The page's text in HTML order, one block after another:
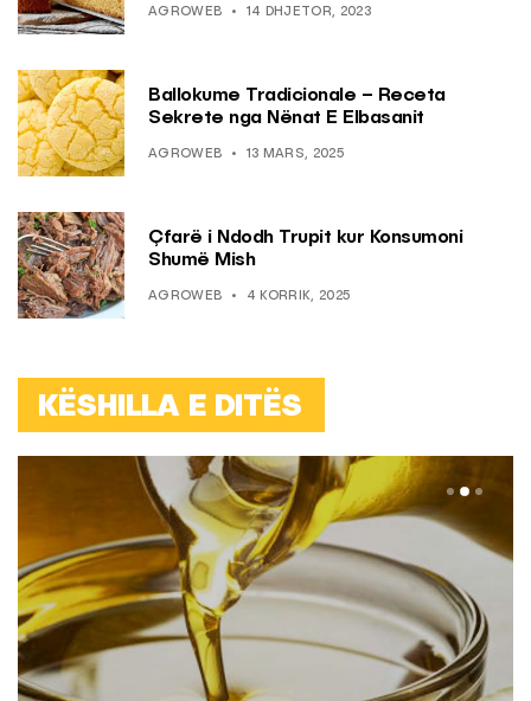
AGROWEB 14 DHJETOR, 2023
Ballokume Tradicionale – Receta
Sekrete nga Nënat E Elbasanit
AGROWEB 13 MARS, 2025
Çfarë i Ndodh Trupit kur Konsumoni
Shumë Mish
AGROWEB 4 KORRIK, 2025
KËSHILLA E DITËS